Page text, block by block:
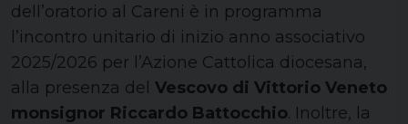
dell’oratorio al Careni è in programma
l’incontro unitario di inizio anno associativo
2025/2026 per l’Azione Cattolica diocesana,
alla presenza del Vescovo di Vittorio Veneto
monsignor Riccardo Battocchio. Inoltre, la